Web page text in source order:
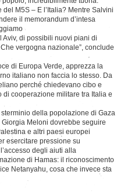
M5S – E l’Italia? Mentre Salvini
il memorandum d’intesa
di possibili nuovi piani di
vergogna nazionale”, conclude
di Europa Verde, apprezza la
italiano non faccia lo stesso. Da
perché chiedevano cibo e
di cooperazione militare tra Italia e
della popolazione di Gaza
Meloni dovrebbe seguire
e altri paesi europei
esercitare pressione su
degli aiuti alla
di Hamas: il riconoscimento
Netanyahu, cosa che invece sta